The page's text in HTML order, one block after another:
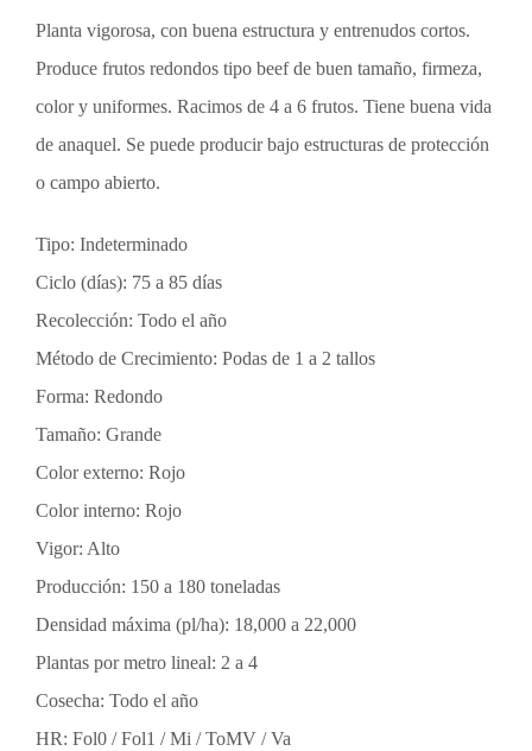
Planta vigorosa, con buena estructura y entrenudos cortos.
Produce frutos redondos tipo beef de buen tamaño, firmeza,
color y uniformes. Racimos de 4 a 6 frutos. Tiene buena vida
de anaquel. Se puede producir bajo estructuras de protección
o campo abierto.
Tipo: Indeterminado
Ciclo (días): 75 a 85 días
Recolección: Todo el año
Método de Crecimiento: Podas de 1 a 2 tallos
Forma: Redondo
Tamaño: Grande
Color externo: Rojo
Color interno: Rojo
Vigor: Alto
Producción: 150 a 180 toneladas
Densidad máxima (pl/ha): 18,000 a 22,000
Plantas por metro lineal: 2 a 4
Cosecha: Todo el año
HR: Fol0 / Fol1 / Mi / ToMV / Va